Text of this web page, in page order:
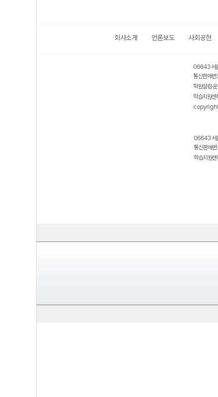
회사소개 언론보도 사회공헌
06643 서
통신판매
학원설립·
학습지원
06643 서
통신판매
학습지원